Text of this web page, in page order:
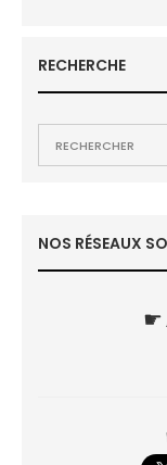
RECHERCHE
NOS RÉSEAUX
☛